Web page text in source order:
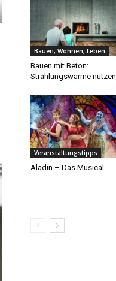
Bauen, Wohnen, Leben
Bauen mit Beton:
Strahlungswärme nutzen
Veranstaltungstipps
Aladin – Das Musical